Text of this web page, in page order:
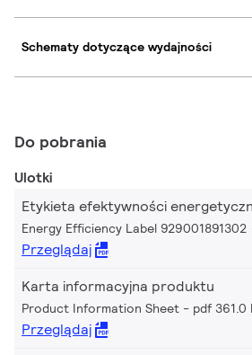
Schematy dotyczące wydajności
Do pobrania
Ulotki
Etykieta efektywności
Energy Efficiency Label 929001891302
Przeglądaj
Karta informacyjna produktu
Product Information Sheet pdf 361.0
Przeglądaj